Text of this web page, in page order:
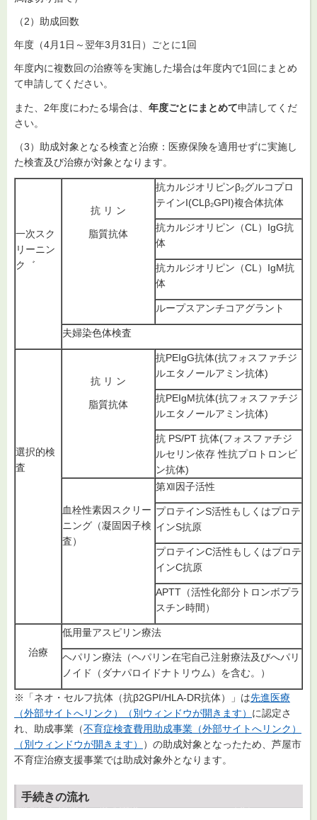
（2）助成回数
年度（4月1日～翌年3月31日）ごとに1回
年度内に複数回の治療等を実施した場合は年度内で1回にまとめ
て申請してください。
また、2年度にわたる場合は、 年度ごとにまとめて申請してくだ
さい。
（3）助成対象となる検査と治療：医療保険を適用せずに実施し
た検査及び治療が対象となります。
一次スク
リーニン
ク゛
抗 リ ン
脂質抗体
抗カルジオリピンβ₂グルコプロ
テインI(CLβ₂GPI)複合体抗体
抗カルジオリピン（CL）IgG抗
体
抗カルジオリピン（CL）IgM抗
体
ループスアンチコアグラント
夫婦染色体検査
選択的検
査
抗 リ ン
脂質抗体
抗PEIgG抗体(抗フォスファチジ
ルエタノールアミン抗体)
抗PEIgM抗体(抗フォスファチジ
ルエタノールアミン抗体)
抗 PS/PT 抗体(フォスファチジ
ルセリン依存 性抗プロトロンビ
ン抗体)
血栓性素因スクリー
ニング（凝固因子検
査）
第Ⅻ因子活性
プロテインS活性もしくはプロテ
インS抗原
プロテインC活性もしくはプロテ
インC抗原
APTT（活性化部分トロンボプラ
スチン時間）
治療
低用量アスピリン療法
ヘパリン療法（ヘパリン在宅自己注射療法及びへパリ
ノイド（ダナパロイドナトリウム）を含む。）
※「ネオ・セルフ抗体（抗β2GPI/HLA-DR抗体）」は先進医療
（外部サイトへリンク）（別ウィンドウが開きます） に認定さ
れ、助成事業（不育症検査費用助成事業（外部サイトへリンク）
（別ウィンドウが開きます）
）の助成対象となったため、芦屋市
不育症治療支援事業では助成対象外となります。
手続きの流れ